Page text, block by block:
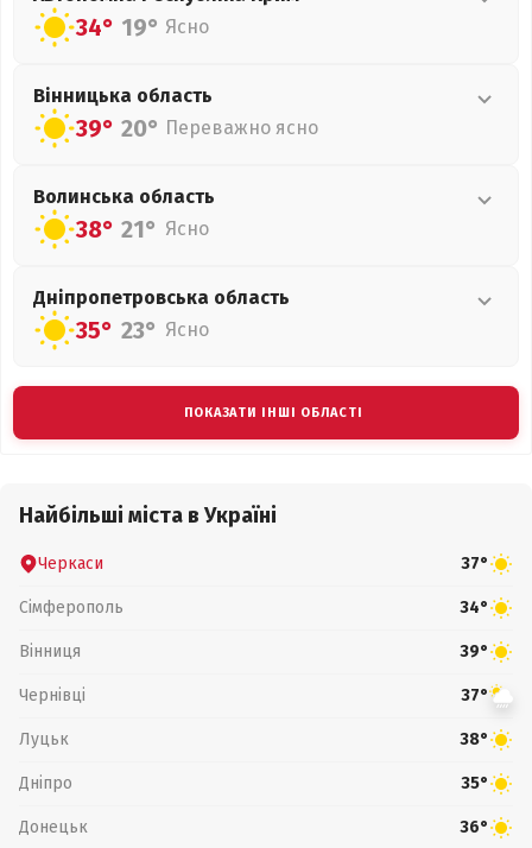
34° 19° Ясно
Вінницька область
39° 20° Переважно ясно
Волинська область
38° 21° Ясно
Дніпропетровська область
35° 23° Ясно
ПОКАЗАТИ ІНШІ ОБЛАСТІ
Найбільші міста в Україні
Черкаси 37°
Сімферополь 34°
Вінниця 39°
Чернівці 37°
Луцьк 38°
Дніпро 35°
Донецьк 36°